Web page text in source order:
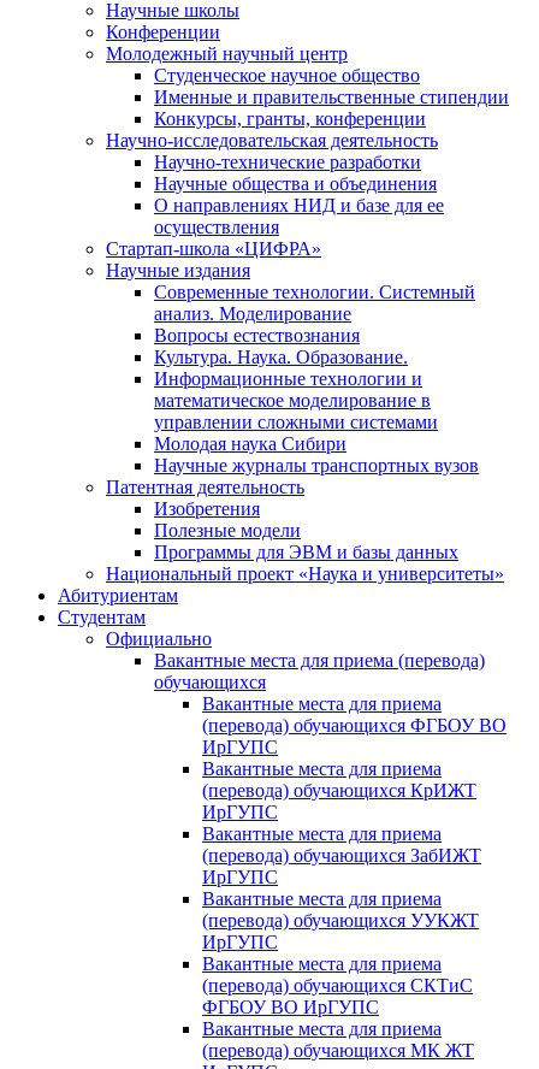
Научные школы
Конференции
Молодежный научный центр
Студенческое научное общество
Именные и правительственные стипендии
Конкурсы, гранты, конференции
Научно-исследовательская деятельность
Научно-технические разработки
Научные общества и объединения
О направлениях НИД и базе для ее
осуществления
Стартап-школа «ЦИФРА»
Научные издания
Современные технологии. Системный
анализ. Моделирование
Вопросы естествознания
Культура. Наука. Образование.
Информационные технологии и
математическое моделирование в
управлении сложными системами
Молодая наука Сибири
Научные журналы транспортных вузов
Патентная деятельность
Изобретения
Полезные модели
Программы для ЭВМ и базы данных
Национальный проект «Наука и университеты»
Абитуриентам
Студентам
Официально
Вакантные места для приема (перевода)
обучающихся
Вакантные места для приема
(перевода) обучающихся ФГБОУ ВО
ИрГУПС
Вакантные места для приема
(перевода) обучающихся КрИЖТ
ИрГУПС
Вакантные места для приема
(перевода) обучающихся ЗабИЖТ
ИрГУПС
Вакантные места для приема
(перевода) обучающихся УУКЖТ
ИрГУПС
Вакантные места для приема
(перевода) обучающихся СКТиС
ФГБОУ ВО ИрГУПС
Вакантные места для приема
(перевода) обучающихся МК ЖТ